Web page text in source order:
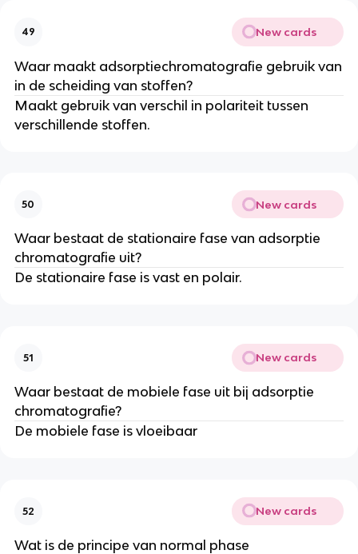
49 New cards
Waar maakt adsorptiechromatografie gebruik van
in de scheiding van stoffen?
Maakt gebruik van verschil in polariteit tussen
verschillende stoffen.
50 New cards
Waar bestaat de stationaire fase van adsorptie
chromatografie uit?
De stationaire fase is vast en polair.
51 New cards
Waar bestaat de mobiele fase uit bij adsorptie
chromatografie?
De mobiele fase is vloeibaar
52 New cards
Wat is de principe van normal phase